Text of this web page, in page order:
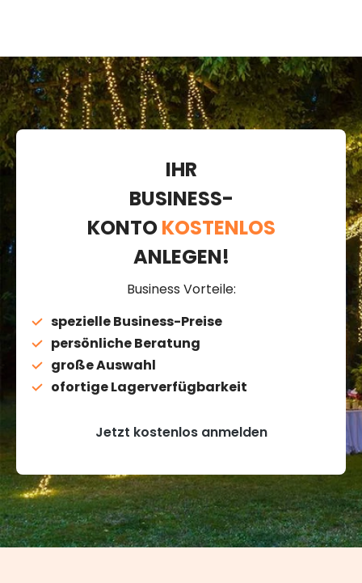
IHR
BUSINESS-
KONTOKOSTENLOS
ANLEGEN!
Business Vorteile:
spezielle Business-Preise
persönliche Beratung
große Auswahl
ofortige Lagerverfügbarkeit
Jetzt kostenlos anmelden